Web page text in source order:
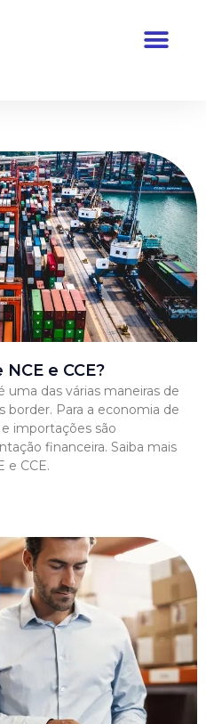
e CCE?
uma das várias maneiras de
border. Para a economia de
importações são
financeira. Saiba mais
e CCE.